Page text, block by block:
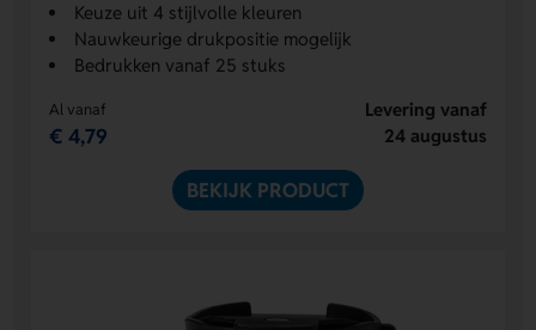
Keuze uit 4 stijlvolle kleuren
Nauwkeurige drukpositie mogelijk
Bedrukken vanaf 25 stuks
Al vanaf
€ 4,79
Levering vanaf
24 augustus
BEKIJK PRODUCT